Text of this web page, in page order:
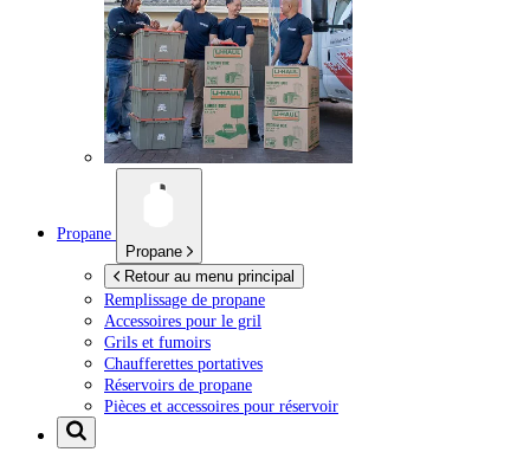
Propane
Propane
Retour au menu principal
Remplissage de propane
Accessoires pour le gril
Grils et fumoirs
Chaufferettes portatives
Réservoirs de propane
Pièces et accessoires pour réservoir